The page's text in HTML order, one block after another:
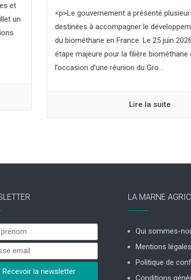
et
un
<p>Le gouvernement a présenté
destinées à accompagner le
du biométhane en France. Le 25 juin
étape majeure pour la filière biométhane
l’occasion d’une réunion du Gro...
Lire la suite
LA MARNE
Qui sommes-
Mentions légales
Politique de